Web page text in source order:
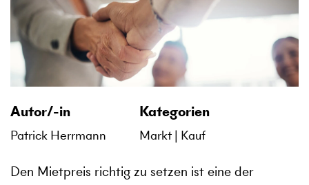
Autor/-in
Patrick Herrmann
Kategorien
Markt Kauf
Den Mietpreis richtig zu setzen ist eine der